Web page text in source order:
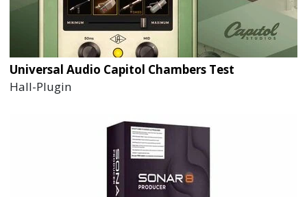
Universal Audio Capitol Chambers Test
Hall-Plugin